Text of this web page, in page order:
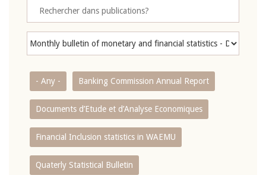
- Any - Banking Commission Annual Report
Documents d’Etude et d’Analyse Economiques
Financial Inclusion statistics in WAEMU
Quaterly Statistical Bulletin